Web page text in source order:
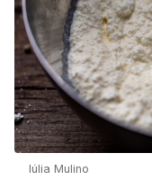
Iúlia Mulino